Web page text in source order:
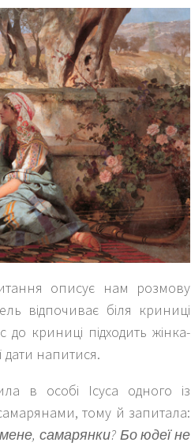
описує нам розмову
відпочиває біля криниці
криниці підходить жінка-
дати напитися.
в особі Ісуса одного із
тому й запитала:
самарянки? Бо юдеї не